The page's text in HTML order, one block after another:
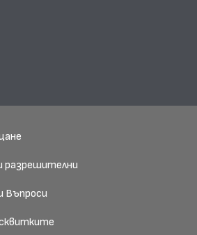
разрешителни
Въпроси